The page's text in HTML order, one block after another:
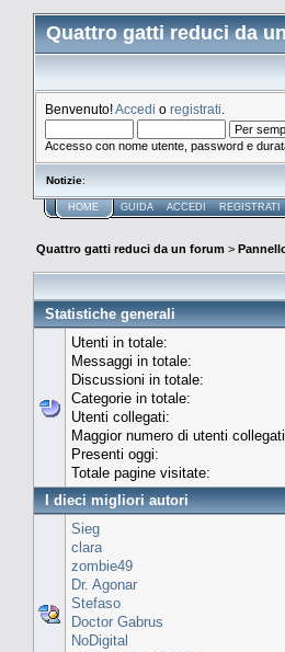
Quattro gatti reduci da
Benvenuto!Accedi o registrati
Accesso con nome utente, password e
Notizie:
HOME GUIDA ACCEDI REGISTRATI
Quattro gatti reduci da un forum >
Statistiche generali
Utenti in totale:
Messaggi in totale:
Discussioni in totale:
Categorie in totale:
Utenti collegati:
Maggior numero di utenti
Presenti oggi:
Totale pagine visitate:
I dieci migliori autori
Sieg
clara
zombie49
Dr. Agonar
Stefaso
Doctor Gabrus
NoDigital